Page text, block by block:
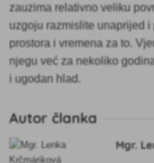
zauzima relativno veliku
uzgoju razmislite unaprijed
prostora i vremena za to.
njegu već za nekoliko
i ugodan hlad.
Autor članka
Mgr.